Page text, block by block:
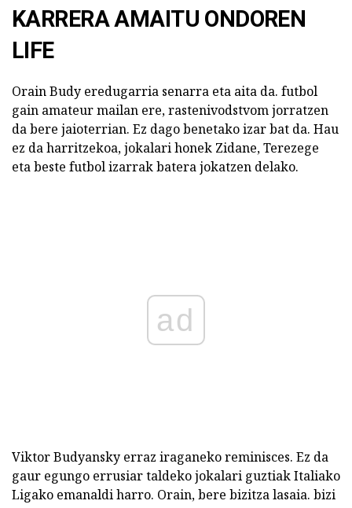
KARRERA AMAITU ONDOREN
LIFE
Orain Budy eredugarria senarra eta aita da. futbol
gain amateur mailan ere, rastenivodstvom jorratzen
da bere jaioterrian. Ez dago benetako izar bat da. Hau
ez da harritzekoa, jokalari honek Zidane, Terezege
eta beste futbol izarrak batera jokatzen delako.
ad
Viktor Budyansky erraz iraganeko reminisces. Ez da
gaur egungo errusiar taldeko jokalari guztiak Italiako
Ligako emanaldi harro. Orain, bere bizitza lasaia. bizi